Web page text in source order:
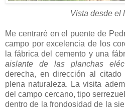
Vista desde el
Me centraré en el puente de
campo por excelencia de los
la fábrica del cemento y una
aislante de las planchas
derecha, en dirección al citado
plena naturaleza. La visita
del campo cercano, tipo
dentro de la frondosidad de la